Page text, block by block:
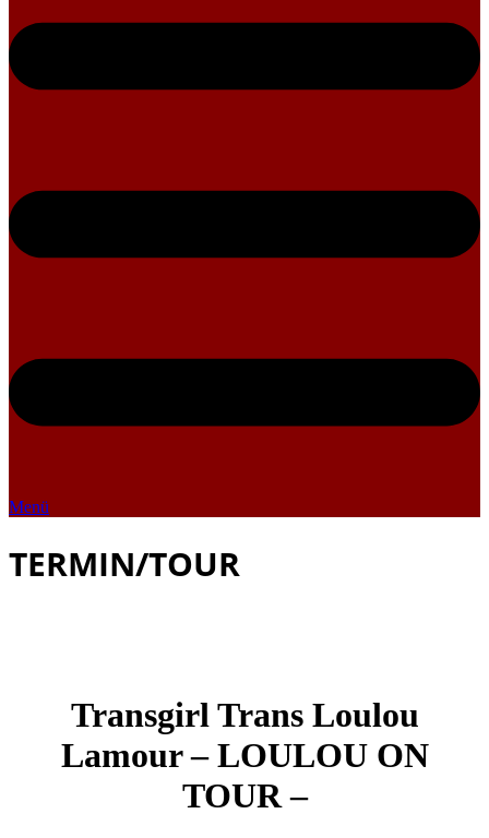
Menü
TERMIN/TOUR
Transgirl Trans Loulou
Lamour – LOULOU ON
TOUR –